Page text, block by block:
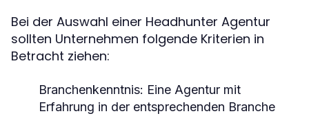
Bei der Auswahl einer Headhunter Agentur
sollten Unternehmen folgende Kriterien in
Betracht ziehen:
Branchenkenntnis: Eine Agentur mit
Erfahrung in der entsprechenden Branche